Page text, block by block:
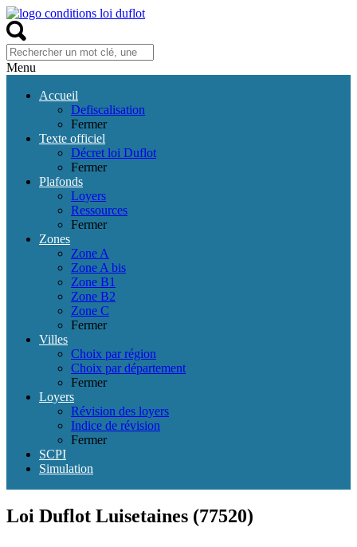
Menu
Accueil
Defiscalisation
Fermer
Texte officiel
Décret loi Duflot
Fermer
Plafonds
Loyers
Ressources
Fermer
Zones
Zone A
Zone A bis
Zone B1
Zone B2
Zone C
Fermer
Villes
Choix par région
Choix par département
Fermer
Loyers
Révision des loyers
Indice de révision
Fermer
SCPI
Simulation
Loi Duflot Luisetaines (77520)